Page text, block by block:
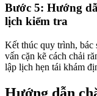
Bước 5: Hướng
lịch kiểm tra
Kết thúc quy trình, bác
vấn cặn kẽ cách chải
lập lịch hẹn tái khám
Hướng dẫn